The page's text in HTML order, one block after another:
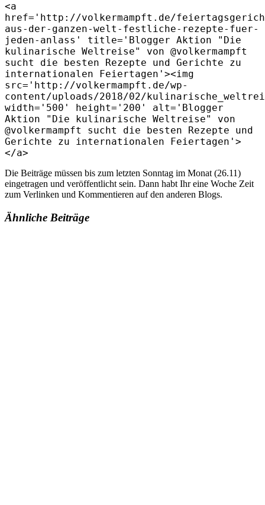
<a
href='http://volkermampft.de/
aus-der-ganzen-welt-festliche-rezepte-fuer-
jeden-anlass' title='Blogger Aktion "Die
kulinarische Weltreise" von @volkermampft
sucht die besten Rezepte und Gerichte zu
internationalen Feiertagen'><img
src='http://volkermampft.de/wp-
content/uploads/2018/02/
width='500' height='200' alt='Blogger
Aktion "Die kulinarische Weltreise" von
@volkermampft sucht die besten Rezepte und
Gerichte zu internationalen Feiertagen'>
</a>
Die Beiträge müssen bis zum letzten Sonntag im Monat (26.11)
eingetragen und veröffentlicht sein. Dann habt Ihr eine Woche Zeit
zum Verlinken und Kommentieren auf den anderen Blogs.
Ähnliche Beiträge